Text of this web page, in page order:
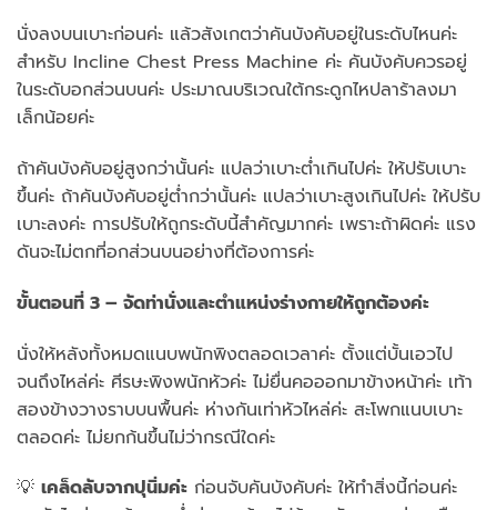
นั่งลงบนเบาะก่อนค่ะ แล้วสังเกตว่าคันบังคับอยู่ในระดับไหนค่ะ
สำหรับ Incline Chest Press Machine ค่ะ คันบังคับควรอยู่
ในระดับอกส่วนบนค่ะ ประมาณบริเวณใต้กระดูกไหปลาร้าลงมา
เล็กน้อยค่ะ
ถ้าคันบังคับอยู่สูงกว่านั้นค่ะ แปลว่าเบาะต่ำเกินไปค่ะ ให้ปรับเบาะ
ขึ้นค่ะ ถ้าคันบังคับอยู่ต่ำกว่านั้นค่ะ แปลว่าเบาะสูงเกินไปค่ะ ให้ปรับ
เบาะลงค่ะ การปรับให้ถูกระดับนี้สำคัญมากค่ะ เพราะถ้าผิดค่ะ แรง
ดันจะไม่ตกที่อกส่วนบนอย่างที่ต้องการค่ะ
ขั้นตอนที่ 3 – จัดท่านั่งและตำแหน่งร่างกายให้ถูกต้องค่ะ
นั่งให้หลังทั้งหมดแนบพนักพิงตลอดเวลาค่ะ ตั้งแต่บั้นเอวไป
จนถึงไหล่ค่ะ ศีรษะพิงพนักหัวค่ะ ไม่ยื่นคอออกมาข้างหน้าค่ะ เท้า
สองข้างวางราบบนพื้นค่ะ ห่างกันเท่าหัวไหล่ค่ะ สะโพกแนบเบาะ
ตลอดค่ะ ไม่ยกก้นขึ้นไม่ว่ากรณีใดค่ะ
💡 เคล็ดลับจากปุนิ่มค่ะ ก่อนจับคันบังคับค่ะ ให้ทำสิ่งนี้ก่อนค่ะ